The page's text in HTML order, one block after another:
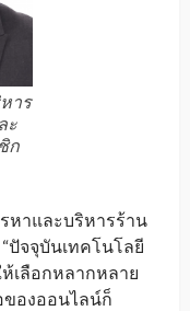
าร
ะ
ก
หาและบริหารร้าน
ปัจจุบันเทคโนโลยี
เลือกหลากหลาย
องออนไลน์ก็